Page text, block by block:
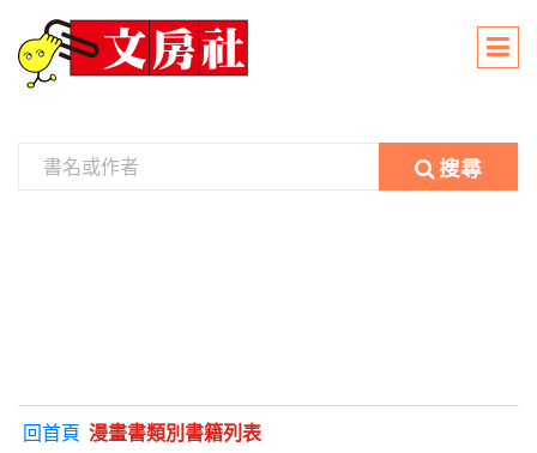
搜尋
回首頁 漫畫書類別書籍列表